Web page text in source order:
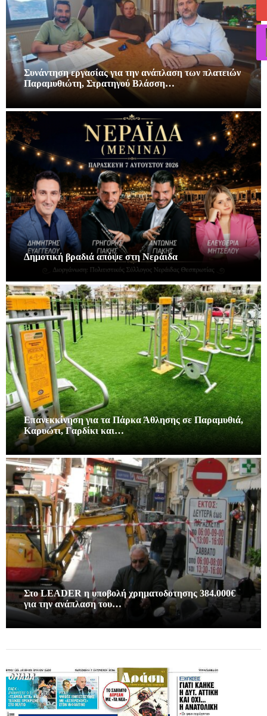
Συνάντηση εργασίας για την ανάπλαση των πλατειών
Παραμυθιώτη, Στρατηγού Βλάσση…
Δημοτική βραδιά απόψε στη Νεράιδα
Επανεκκίνηση για τα Πάρκα Άθλησης σε Παραμυθιά,
Καρυώτι, Γαρδίκι και…
Στο LEADER η υποβολή χρηματοδοτησης 384.000€
για την ανάπλαση του…